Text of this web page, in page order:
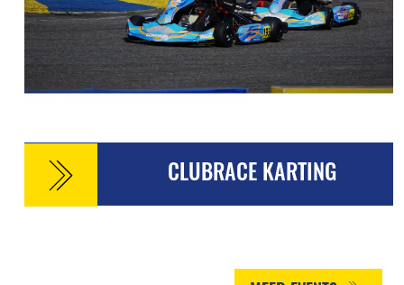
CLUBRACE KARTING